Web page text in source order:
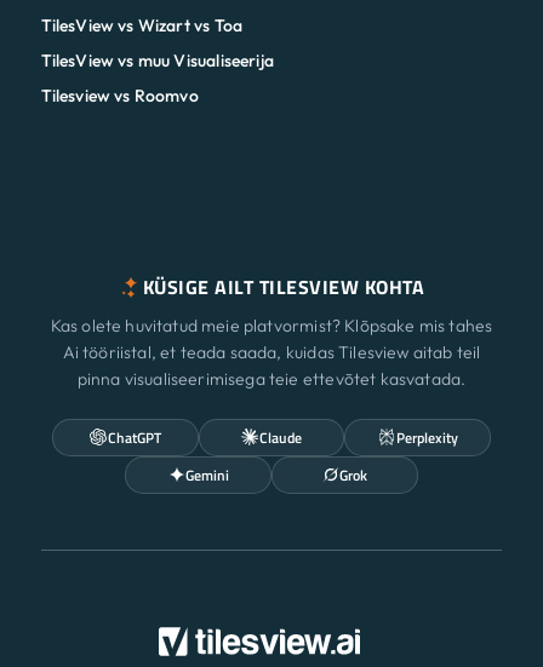
TilesView vs Wizart vs Toa
TilesView vs muu Visualiseerija
Tilesview vs Roomvo
KÜSIGE AILT TILESVIEW KOHTA
Kas olete huvitatud meie platvormist? Klõpsake mis tahes
Ai tööriistal, et teada saada, kuidas Tilesview aitab teil
pinna visualiseerimisega teie ettevõtet kasvatada.
ChatGPT Claude
Perplexity
Gemini
Grok